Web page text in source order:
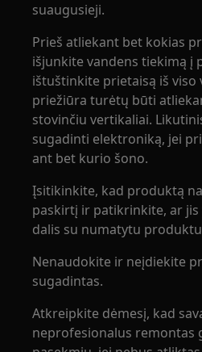
suaugusieji.
Prieš atliekant bet kokias
išjunkite vandens tiekimą į
ištuštinkite prietaisą iš viso
priežiūra turėtų būti
stovinčiu vertikaliai.
sugadinti elektroniką, jei
ant bet kurio šono.
Įsitikinkite, kad produktą
paskirtį ir patikrinkite, ar
dalis su numatytu
Nenaudokite ir neįdiekite
sugadintas.
Atkreipkite dėmesį, kad
neprofesionalus remontas